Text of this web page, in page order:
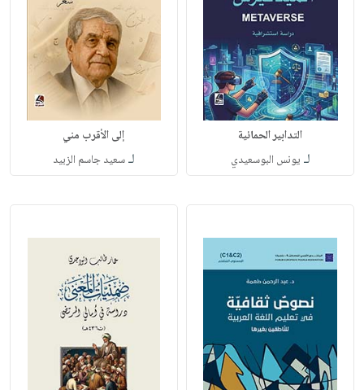
التدابير الحمائية
لـ يونس البوسعيدي
إلى الأقرب مني
لـسعيد جاسم الزبيد